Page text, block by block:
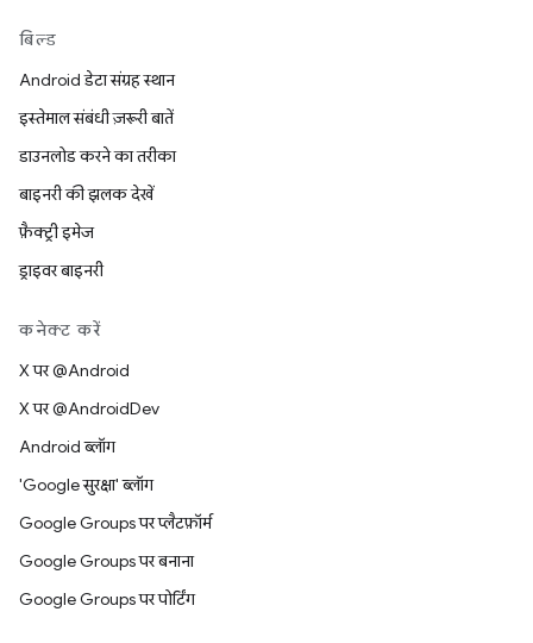
बिल्ड
Android डेटा संग्रह स्थान
इस्तेमाल संबंधी ज़रूरी बातें
डाउनलोड करने का तरीका
बाइनरी की झलक देखें
फ़ैक्ट्री इमेज
ड्राइवर बाइनरी
कनेक्ट करें
X पर @Android
X पर @AndroidDev
Android ब्लॉग
'Google सुरक्षा' ब्लॉग
Google Groups पर प्लैटफ़ॉर्म
Google Groups पर बनाना
Google Groups पर पोर्टिंग